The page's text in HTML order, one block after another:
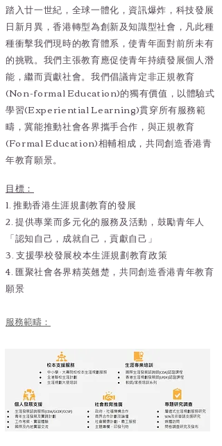
踏入廿一世紀，全球一體化，資訊爆炸，科技發展
日新月異，香港轉型為創新及知識型社會，凡此種
種衝擊我們現時的教育體系，使青年面對前所未有
的挑戰。我們主張教育應促使青年持續發展個人潛
能，繼而貢獻社會。我們倡議肯定非正規教育
(Non-formal Education)的獨有價值，以體驗式
學習(Experiential Learning)貫穿所有服務範
疇，冀能推動社會各界攜手合作，與正規教育
(Formal Education)相輔相成，共同創造香港青
年教育願景。
目標：
1. 推動香港生涯規劃教育的發展
2. 提供專業而多元化的服務及活動，鼓勵青年人
「認知自己，成就自己，貢獻自己」
3. 支援學校發展校本生涯規劃教育政策
4. 匯聚社會各界精英翹楚，共同創造香港青年教育
願景
服務範疇：